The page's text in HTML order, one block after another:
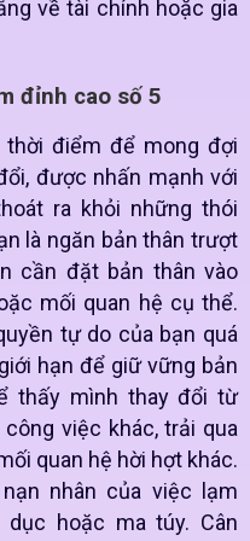
về tài chính hoặc gia
đỉnh cao số 5
điểm để mong đợi
được nhấn mạnh với
ra khỏi những thói
là ngăn bản thân trượt
cần đặt bản thân vào
mối quan hệ cụ thể.
tự do của bạn quá
hạn để giữ vững bản
thấy mình thay đổi từ
việc khác, trải qua
quan hệ hời hợt khác.
nhân của việc lạm
hoặc ma túy. Cân